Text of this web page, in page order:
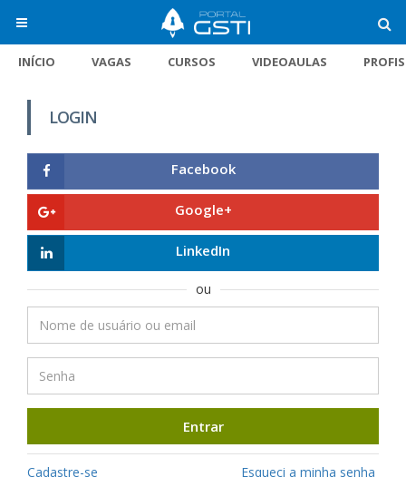
INÍCIO VAGAS CURSOS VIDEOAULAS
LOGIN
Facebook
Google+
LinkedIn
ou
Entrar
Cadastre-se Esqueci a minha senha